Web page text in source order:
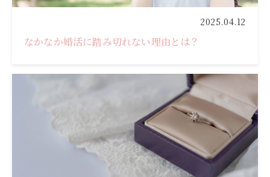
2025.04.12
なかなか婚活に踏み切れない理由とは？